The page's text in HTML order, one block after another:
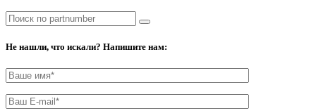
Не нашли, что искали? Напишите нам: